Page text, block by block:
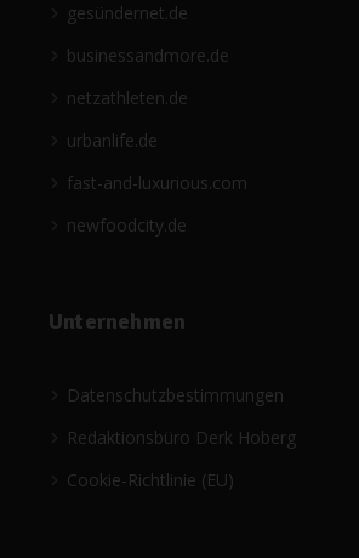
gesündernet.de
businessandmore.de
netzathleten.de
urbanlife.de
fast-and-luxurious.com
newfoodcity.de
Unternehmen
Datenschutzbestimmungen
Redaktionsbüro Derk Hoberg
Cookie-Richtlinie (EU)